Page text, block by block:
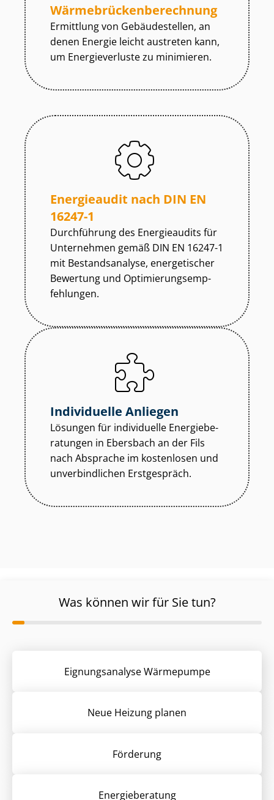
Wär­me­brü­cken­be­rech­nung
Ermittlung von Gebäudestellen, an
denen Energie leicht austreten kann,
um Energieverluste zu minimieren.
Energieaudit nach DIN EN
16247-1
Durchführung des Energieaudits für
Unternehmen gemäß DIN EN 16247-1
mit Bestandsanalyse, energetischer
Bewertung und Op­ti­mie­rungs­emp­
feh­lun­gen.
Individuelle Anliegen
Lösungen für individuelle En­er­gie­be­
ra­tun­gen in Ebersbach an der Fils
nach Absprache im kostenlosen und
unverbindlichen Erstgespräch.
Was können wir für Sie tun?
Eignungsanalyse Wärmepumpe
Neue Heizung planen
Förderung
Energieberatung